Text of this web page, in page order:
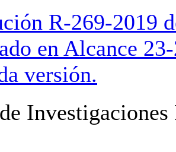
R-269-2019
en Alcance
versión.